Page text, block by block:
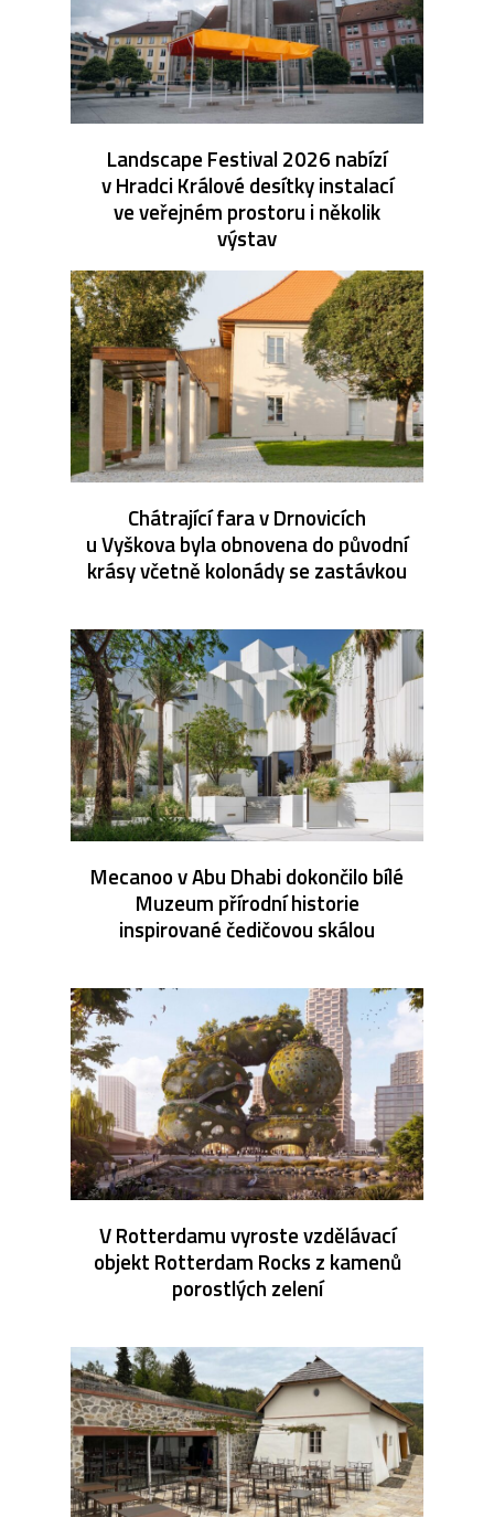
Landscape Festival 2026 nabízí
v Hradci Králové desítky instalací
ve veřejném prostoru i několik
výstav
Chátrající fara v Drnovicích
u Vyškova byla obnovena do původní
krásy včetně kolonády se zastávkou
Mecanoo v Abu Dhabi dokončilo bílé
Muzeum přírodní historie
inspirované čedičovou skálou
V Rotterdamu vyroste vzdělávací
objekt Rotterdam Rocks z kamenů
porostlých zelení